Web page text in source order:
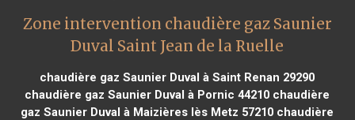
Zone intervention chaudière gaz Saunier
Duval Saint Jean de la Ruelle
chaudière gaz Saunier Duval à Saint Renan 29290
chaudière gaz Saunier Duval à Pornic 44210 chaudière
gaz Saunier Duval à Maizières lès Metz 57210 chaudière